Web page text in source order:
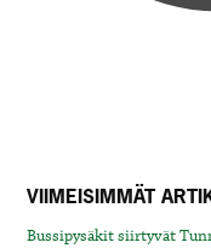
VIIMEISIMMÄT
Bussipysäkit siirtyvät